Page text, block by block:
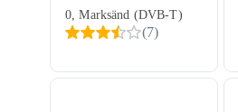
0, Marksänd (DVB-T)
(7)